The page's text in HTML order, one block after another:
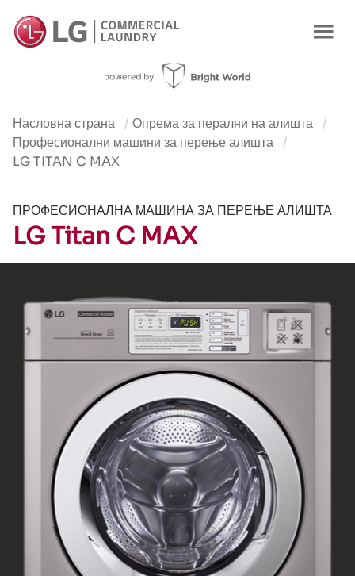
Насловна страна
Опрема за перални на алишта
Професионални машини за перење алишта
LG TITAN C MAX
ПРОФЕСИОНАЛНА МАШИНА ЗА ПЕРЕЊЕ АЛИШТА
LG Titan C MAX
Производ ПредностиКарактеристики